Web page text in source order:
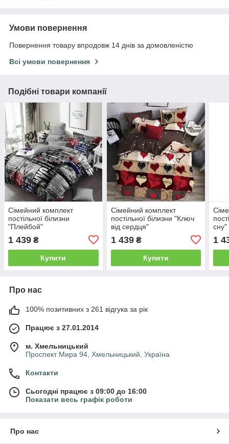
Умови повернення
Повернення товару впродовж 14 днів за домовленістю
Всі умови повернення
Подібні товари компанії
Сімейний комплект
постільної білизни
"Плейбой"
1 439 ₴
Купити
Сімейний комплект
постільної білизни "Ключ
від сердця"
1 439₴
Купити
сну"
1
Про нас
100% позитивних з 261 відгука за рік
Працює з 27.01.2014
м. Хмельницький
Проспект Мира 94, Хмельницький, Україна
Контакти
Сьогодні працює з 09:00 до 16:00
Показати весь графік роботи
Про нас